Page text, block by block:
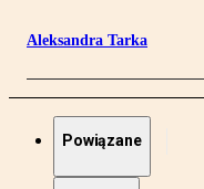
Aleksandra Tarka
Powiązane